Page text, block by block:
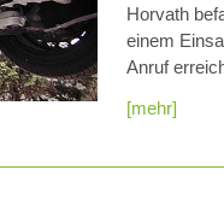
Horvath
einem
Anruf
[mehr]